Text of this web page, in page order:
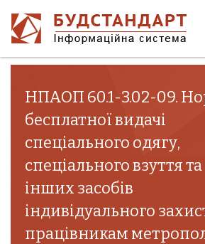
НПАОП 60.1-3.02-09.
бесплатної видачі
спеціального одягу,
спеціального взуття та
інших засобів
індивідуального
працівникам